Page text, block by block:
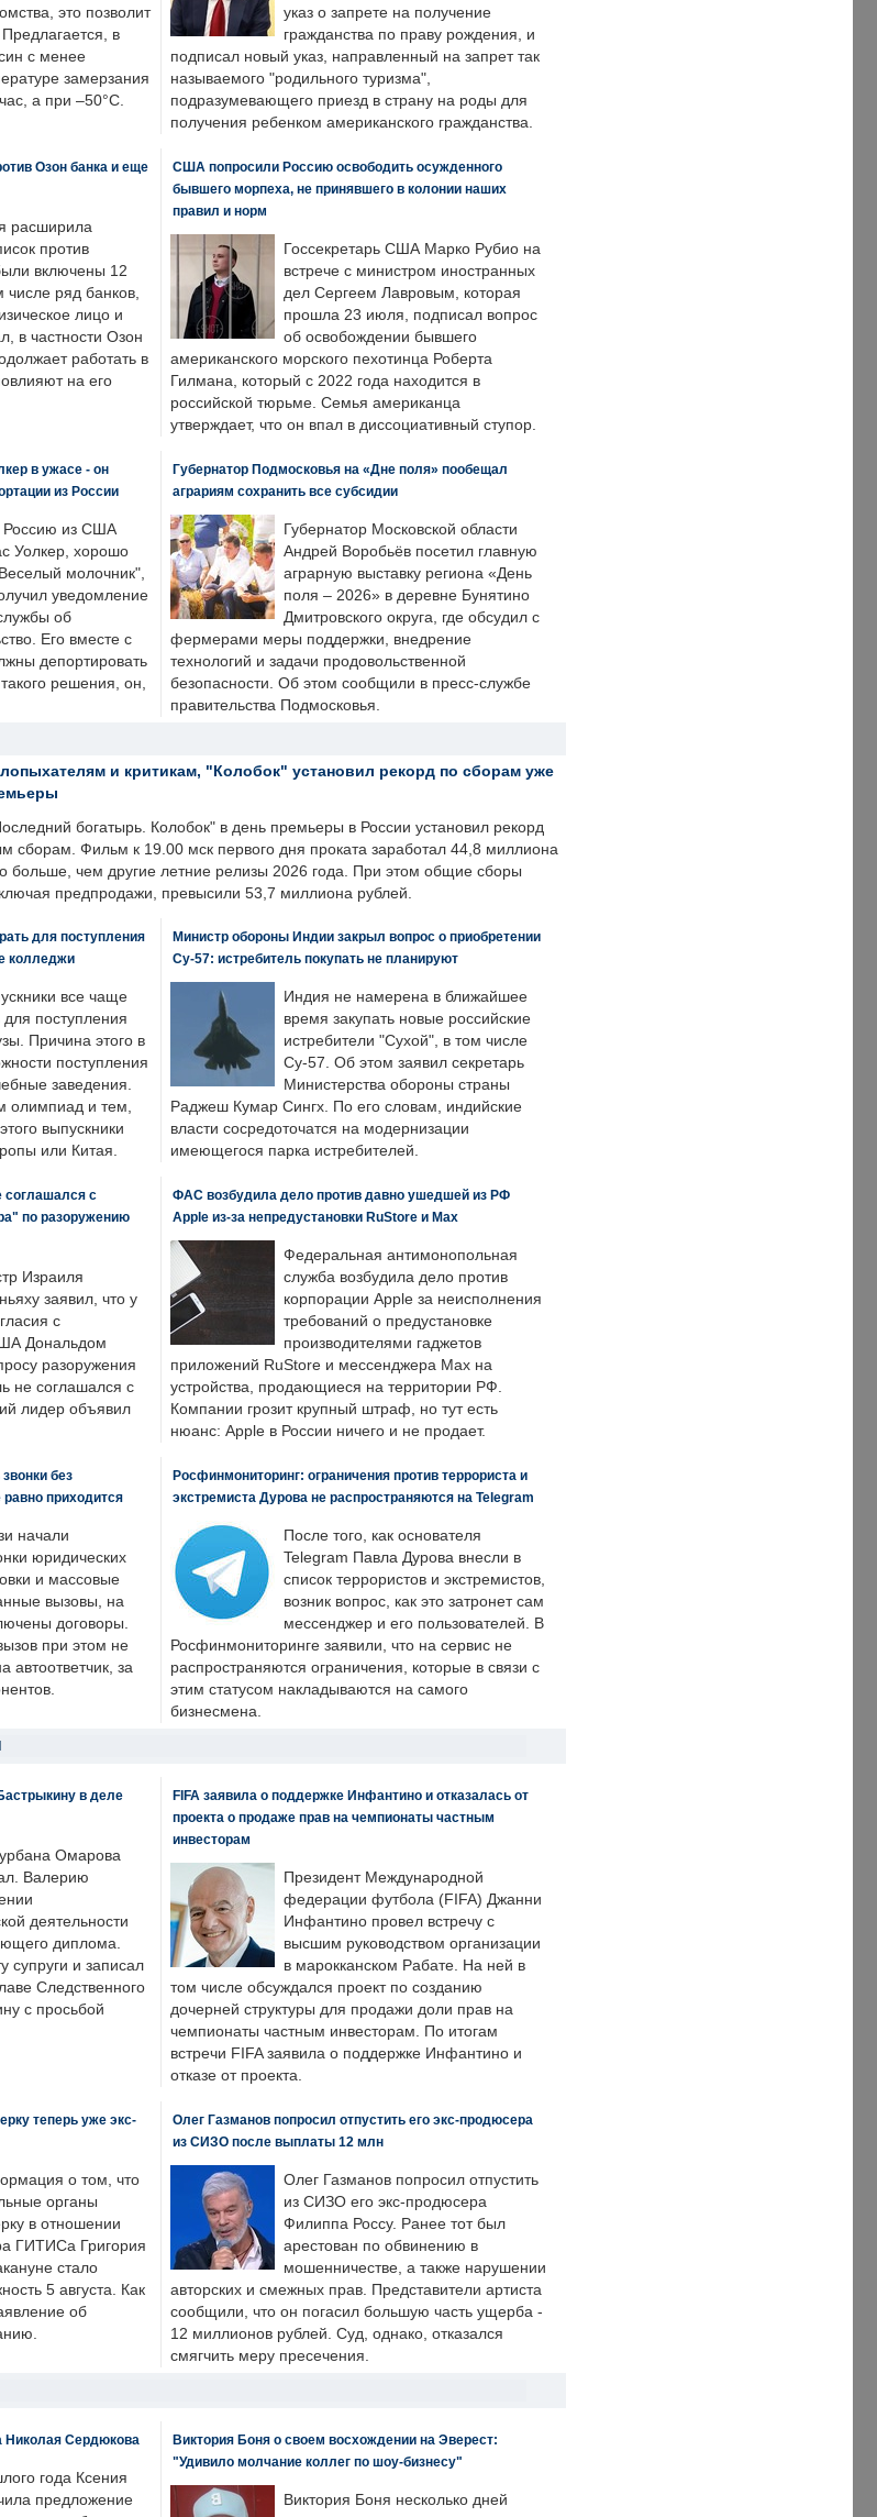
это позволит
в
с менее
замерзания
а при –50°C.
указ о запрете на получение
гражданства по праву рождения, и
подписал новый указ, направленный на запрет так
называемого "родильного туризма",
подразумевающего приезд в страну на роды для
получения ребенком американского гражданства.
Озон банка и еще
расширила
против
включены 12
числе ряд банков,
лицо и
в частности Озон
работать в
на его
США попросили Россию освободить осужденного
бывшего морпеха, не принявшего в колонии наших
правил и норм
Госсекретарь США Марко Рубио на
встрече с министром иностранных
дел Сергеем Лавровым, которая
прошла 23 июля, подписал вопрос
об освобождении бывшего
американского морского пехотинца Роберта
Гилмана, который с 2022 года находится в
российской тюрьме. Семья американца
утверждает, что он впал в диссоциативный ступор.
в ужасе - он
из России
Россию из США
Уолкер, хорошо
молочник",
уведомление
об
Его вместе с
депортировать
решения, он,
Губернатор Подмосковья на «Дне поля» пообещал
аграриям сохранить все субсидии
Губернатор Московской области
Андрей Воробьёв посетил главную
аграрную выставку региона «День
поля – 2026» в деревне Бунятино
Дмитровского округа, где обсудил с
фермерами меры поддержки, внедрение
технологий и задачи продовольственной
безопасности. Об этом сообщили в пресс-службе
правительства Подмосковья.
и критикам, "Колобок" установил рекорд по сборам уже
богатырь. Колобок" в день премьеры в России установил рекорд
сборам. Фильм к 19.00 мск первого дня проката заработал 44,8 миллиона
больше, чем другие летние релизы 2026 года. При этом общие сборы
предпродажи, превысили 53,7 миллиона рублей.
для поступления
колледжи
все чаще
поступления
Причина этого в
поступления
заведения.
олимпиад и тем,
выпускники
или Китая.
Министр обороны Индии закрыл вопрос о приобретении
Су-57: истребитель покупать не планируют
Индия не намерена в ближайшее
время закупать новые российские
истребители "Сухой", в том числе
Су-57. Об этом заявил секретарь
Министерства обороны страны
Раджеш Кумар Сингх. По его словам, индийские
власти сосредоточатся на модернизации
имеющегося парка истребителей.
соглашался с
по разоружению
Израиля
заявил, что у
с
Дональдом
разоружения
не соглашался с
лидер объявил
ФАС возбудила дело против давно ушедшей из РФ
Apple из-за непредустановки RuStore и Max
Федеральная антимонопольная
служба возбудила дело против
корпорации Apple за неисполнения
требований о предустановке
производителями гаджетов
приложений RuStore и мессенджера Max на
устройства, продающиеся на территории РФ.
Компании грозит крупный штраф, но тут есть
нюанс: Apple в России ничего и не продает.
без
равно приходится
начали
юридических
и массовые
вызовы, на
договоры.
при этом не
автоответчик, за
Росфинмониторинг: ограничения против террориста и
экстремиста Дурова не распространяются на Telegram
После того, как основателя
Telegram Павла Дурова внесли в
список террористов и экстремистов,
возник вопрос, как это затронет сам
мессенджер и его пользователей. В
Росфинмониторинге заявили, что на сервис не
распространяются ограничения, которые в связи с
этим статусом накладываются на самого
бизнесмена.
в деле
Омарова
Валерию
деятельности
диплома.
супруги и записал
Следственного
с просьбой
FIFA заявила о поддержке Инфантино и отказалась от
проекта о продаже прав на чемпионаты частным
инвесторам
Президент Международной
федерации футбола (FIFA) Джанни
Инфантино провел встречу с
высшим руководством организации
в марокканском Рабате. На ней в
том числе обсуждался проект по созданию
дочерней структуры для продажи доли прав на
чемпионаты частным инвесторам. По итогам
встречи FIFA заявила о поддержке Инфантино и
отказе от проекта.
теперь уже экс-
о том, что
органы
в отношении
ГИТИСа Григория
стало
5 августа. Как
об
Олег Газманов попросил отпустить его экс-продюсера
из СИЗО после выплаты 12 млн
Олег Газманов попросил отпустить
из СИЗО его экс-продюсера
Филиппа Россу. Ранее тот был
арестован по обвинению в
мошенничестве, а также нарушении
авторских и смежных прав. Представители артиста
сообщили, что он погасил большую часть ущерба -
12 миллионов рублей. Суд, однако, отказался
смягчить меру пресечения.
Николая Сердюкова
года Ксения
предложение
Виктория Боня о своем восхождении на Эверест:
"Удивило молчание коллег по шоу-бизнесу"
Виктория Боня несколько дней